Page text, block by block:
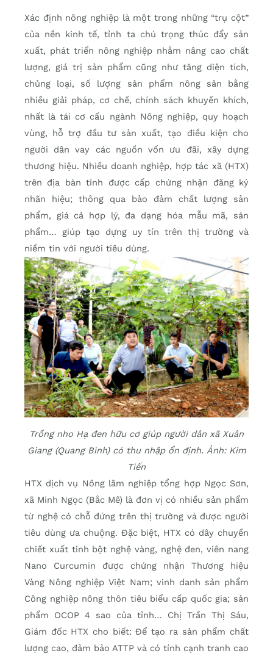
Xác định nông nghiệp là một trong những “trụ cột”
của nền kinh tế, tỉnh ta chú trọng thúc đẩy sản
xuất, phát triển nông nghiệp nhằm nâng cao chất
lượng, giá trị sản phẩm cũng như tăng diện tích,
chủng loại, số lượng sản phẩm nông sản bằng
nhiều giải pháp, cơ chế, chính sách khuyến khích,
nhất là tái cơ cấu ngành Nông nghiệp, quy hoạch
vùng, hỗ trợ đầu tư sản xuất, tạo điều kiện cho
người dân vay các nguồn vốn ưu đãi, xây dựng
thương hiệu. Nhiều doanh nghiệp, hợp tác xã (HTX)
trên địa bàn tỉnh được cấp chứng nhận đăng ký
nhãn hiệu; thông qua bảo đảm chất lượng sản
phẩm, giá cả hợp lý, đa dạng hóa mẫu mã, sản
phẩm… giúp tạo dựng uy tín trên thị trường và
niềm tin với người tiêu dùng.
Trồng nho Hạ đen hữu cơ giúp người dân xã Xuân
Giang (Quang Bình) có thu nhập ổn định. Ảnh: Kim
Tiến
HTX dịch vụ Nông lâm nghiệp tổng hợp Ngọc Sơn,
xã Minh Ngọc (Bắc Mê) là đơn vị có nhiều sản phẩm
từ nghệ có chỗ đứng trên thị trường và được người
tiêu dùng ưa chuộng. Đặc biệt, HTX có dây chuyền
chiết xuất tinh bột nghệ vàng, nghệ đen, viên nang
Nano Curcumin được chứng nhận Thương hiệu
Vàng Nông nghiệp Việt Nam; vinh danh sản phẩm
Công nghiệp nông thôn tiêu biểu cấp quốc gia; sản
phẩm OCOP 4 sao của tỉnh… Chị Trần Thị Sáu,
Giám đốc HTX cho biết: Để tạo ra sản phẩm chất
lượng cao, đảm bảo ATTP và có tính cạnh tranh cao